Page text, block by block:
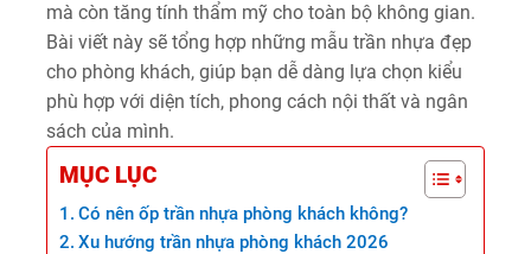
mà còn tăng tính thẩm mỹ cho toàn bộ không gian.
Bài viết này sẽ tổng hợp những mẫu trần nhựa đẹp
cho phòng khách, giúp bạn dễ dàng lựa chọn kiểu
phù hợp với diện tích, phong cách nội thất và ngân
sách của mình.
MỤC LỤC
Có nên ốp trần nhựa phòng khách không?
Xu hướng trần nhựa phòng khách 2026